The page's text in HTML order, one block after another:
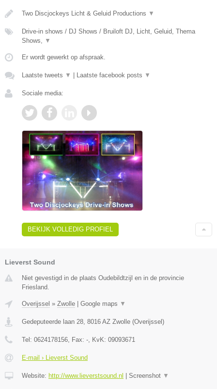
Two Discjockeys Licht & Geluid Productions ▼
Drive-in shows / DJ Shows / Bruiloft DJ, Licht, Geluid, Thema
Shows,
▼
Er wordt gewerkt op afspraak.
Laatste tweets ▼ | Laatste facebook posts ▼
Sociale media:
BEKIJK VOLLEDIG PROFIEL
Lieverst Sound
Niet gevestigd in de plaats Oudebildtzijl en in de provincie
Friesland.
Overijssel » Zwolle Google maps ▼
Gedeputeerde laan 28, 8016 AZ Zwolle (Overijssel )
Tel: 0624178156, Fax: -, KvK: 09093671
E-mail › Lieverst Sound
Website: http://www.lieverstsound.nl Screenshot ▼